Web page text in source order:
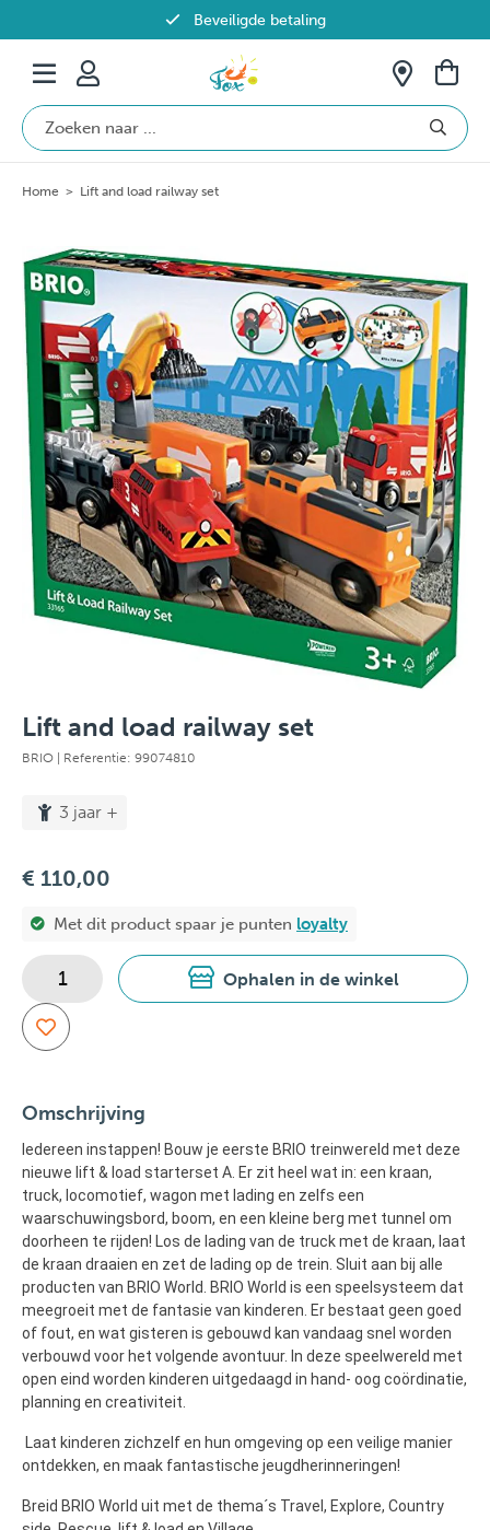
Beveiligde betaling
Gratis verzending vanaf €69 in België
Home > Lift and load railway set
Lift and load railway set
BRIO | Referentie: 99074810
3 jaar +
€ 110,00
Met dit product spaar je punten loyalty
Ophalen in de winkel
Omschrijving
Iedereen instappen! Bouw je eerste BRIO treinwereld met deze
nieuwe lift & load starterset A. Er zit heel wat in: een kraan,
truck, locomotief, wagon met lading en zelfs een
waarschuwingsbord, boom, en een kleine berg met tunnel om
doorheen te rijden! Los de lading van de truck met de kraan, laat
de kraan draaien en zet de lading op de trein. Sluit aan bij alle
producten van BRIO World. BRIO World is een speelsysteem dat
meegroeit met de fantasie van kinderen. Er bestaat geen goed
of fout, en wat gisteren is gebouwd kan vandaag snel worden
verbouwd voor het volgende avontuur. In deze speelwereld met
open eind worden kinderen uitgedaagd in hand- oog coördinatie,
planning en creativiteit.
Laat kinderen zichzelf en hun omgeving op een veilige manier
ontdekken, en maak fantastische jeugdherinneringen!
Breid BRIO World uit met de thema´s Travel, Explore, Country